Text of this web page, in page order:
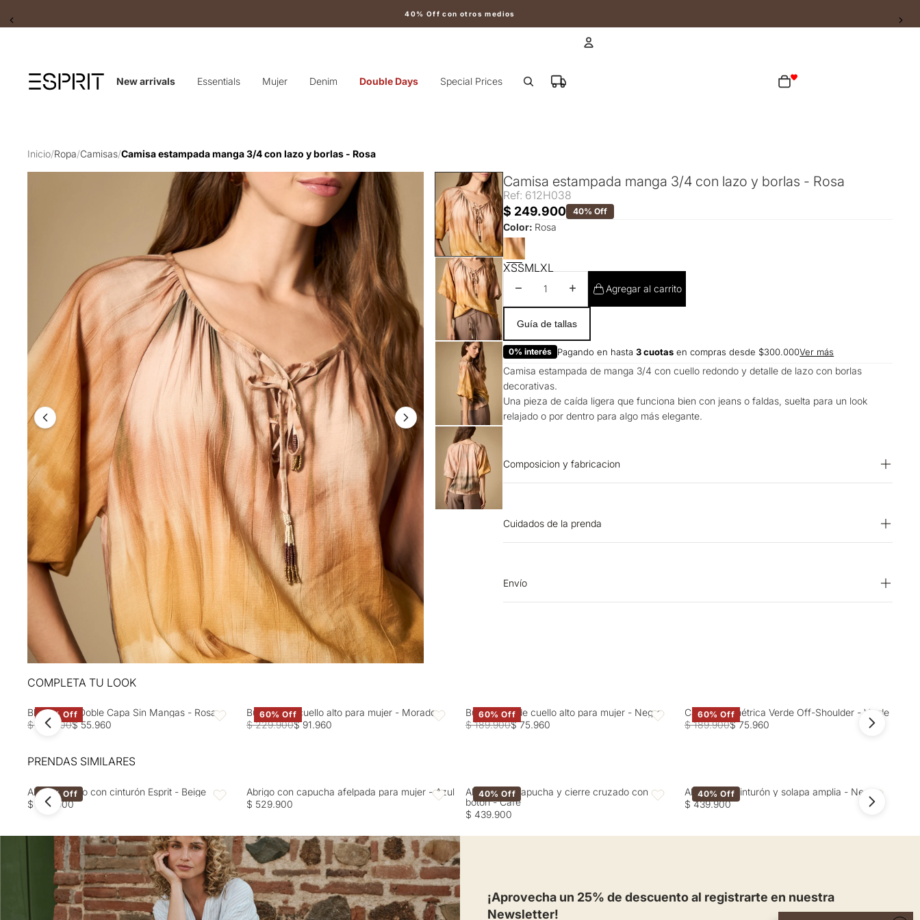
40% Off con otros medios
New arrivals Essentials Mujer Denim Double Days Special Prices
Total de artículos en el carrito: 0
Inicio/Ropa/Camisas/Camisa estampada manga 3/4 con lazo y borlas - Rosa
Camisa estampada manga 3/4 con lazo y borlas - Rosa
Ref: 612H038
$ 249.900 40% Off
Color: Rosa
XSSMLXL
Disminuir cantidadAumentar cantidad
Agregar al carrito
Guía de tallas
0% interés Pagando en hasta3 cuotas en compras desde $300.000Ver más
Camisa estampada de manga 3/4 con cuello redondo y detalle de lazo con borlas
decorativas.
Una pieza de caída ligera que funciona bien con jeans o faldas, suelta para un look
relajado o por dentro para algo más elegante.
Composicion y fabricacion
Cuidados de la prenda
separadamente. CUIDADO TEXTIL PROFESIONAL: No limpieza en seco. LAVADO:
Envío
COMPLETA TU LOOK
60% Off Favoritos
Blusa Rosa Doble Capa Sin Mangas - Rosa
$ 139.900$ 55.960
60% Off Favoritos
Buzo tejido cuello alto para mujer - Morado
$ 229.900$ 91.960
60% Off Favoritos
Buzo tejido de cuello alto para mujer - Negro
$ 189.900$ 75.960
60% Off Favoritos
Camisa Asimétrica Verde Off-Shoulder - Verde
$ 189.900$ 75.960
PRENDAS SIMILARES
40% Off Favoritos
Abrigo ceñido con cinturón Esprit - Beige
$ 499.900
Favoritos
Abrigo con capucha afelpada para mujer - Azul
$ 529.900
40% Off Favoritos
Abrigo con capucha y cierre cruzado con
botón - Café
$ 439.900
40% Off Favoritos
Abrigo con cinturón y solapa amplia - Negro
$ 439.900
¡Aprovecha un 25% de descuento al registrarte en nuestra
Newsletter!